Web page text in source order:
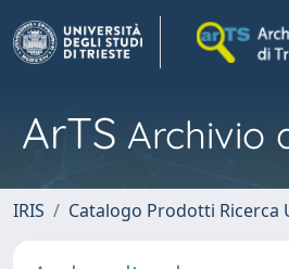
ArTS Archivio
IRIS Catalogo Prodotti Ricerca